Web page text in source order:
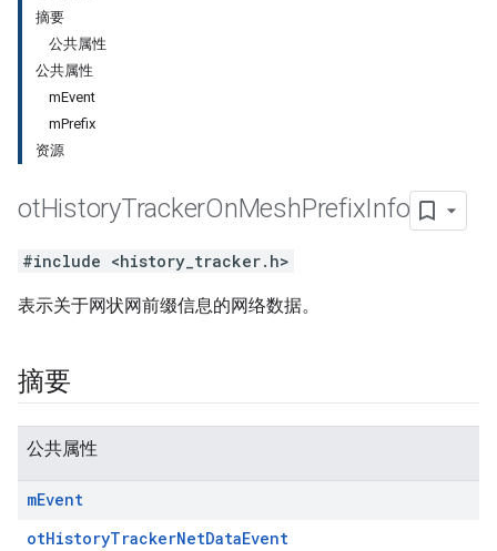
摘要
公共属性
公共属性
mEvent
mPrefix
资源
otHistoryTrackerOnMeshPrefixInfo
#include <history_tracker.h>
表示关于网状网前缀信息的网络数据。
摘要
公共属性
mEvent
otHistoryTrackerNetDataEvent